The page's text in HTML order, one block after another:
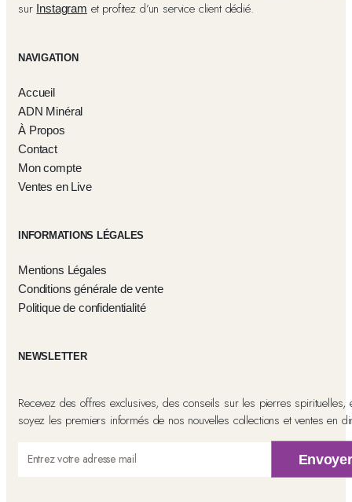
sur Instagram et profitez d’un service client dédié.
NAVIGATION
Accueil
ADN Minéral
À Propos
Contact
Mon compte
Ventes en Live
INFORMATIONS LÉGALES
Mentions Légales
Conditions générale de vente
Politique de confidentialité
NEWSLETTER
Recevez des offres exclusives, des conseils sur les pierres spirituelles,
soyez les premiers informés de nos nouvelles collections et ventes en
Envoyer